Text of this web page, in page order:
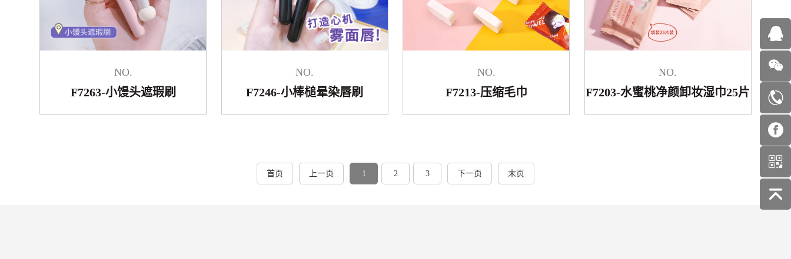
NO.
F7263-小馒头遮瑕刷
NO.
F7246-小棒槌晕染唇刷
NO.
F7213-压缩毛巾
NO.
F7203-水蜜桃净颜卸妆湿巾25片
首页 上一页 1 2 3 下一页 末页